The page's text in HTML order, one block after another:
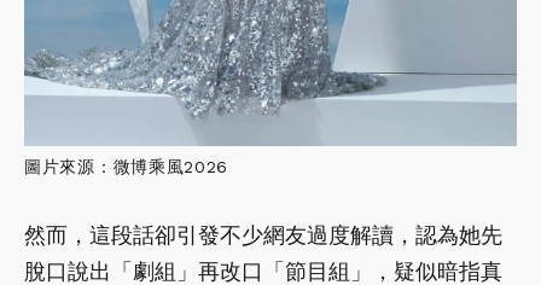
圖片來源：微博乘風2026
然而，這段話卻引發不少網友過度解讀，認為她先
脫口說出「劇組」再改口「節目組」，疑似暗指真